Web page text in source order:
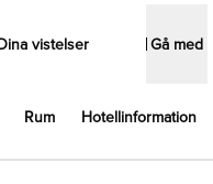
vistelser Gå med
Rum Hotellinformation